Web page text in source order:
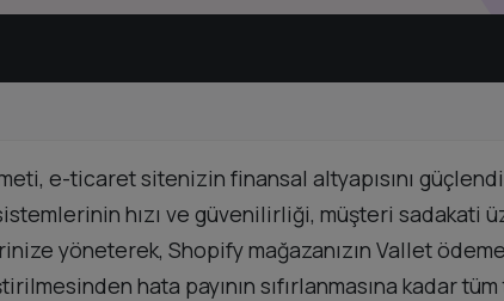
e-ticaret sitenizin finansal altyapısını
hızı ve güvenilirliği, müşteri sadakati
yöneterek, Shopify mağazanızın Vallet ödeme
hata payının sıfırlanmasına kadar